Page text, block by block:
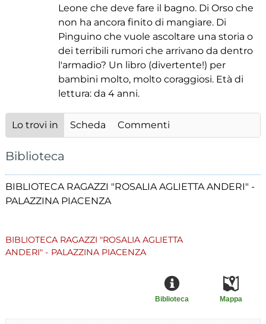
Leone che deve fare il bagno. Di Orso che
non ha ancora finito di mangiare. Di
Pinguino che vuole ascoltare una storia o
dei terribili rumori che arrivano da dentro
l'armadio? Un libro (divertente!) per
bambini molto, molto coraggiosi. Età di
lettura: da 4 anni.
Lo trovi in Scheda Commenti
Biblioteca
BIBLIOTECA RAGAZZI "ROSALIA AGLIETTA ANDERI" -
PALAZZINA PIACENZA
BIBLIOTECA RAGAZZI "ROSALIA AGLIETTA
ANDERI" - PALAZZINA PIACENZA
Mappa
Biblioteca